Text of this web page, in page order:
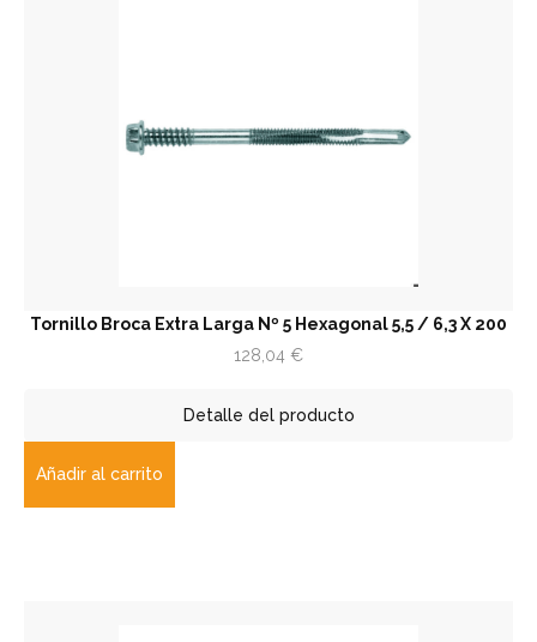
Tornillo Broca Extra Larga Nº 5 Hexagonal 5,5 / 6,3 X 200
128,04 €
Detalle del producto
Añadir al carrito